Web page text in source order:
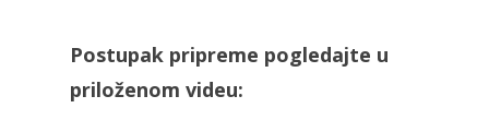
Postupak pripreme pogledajte u
priloženom videu: